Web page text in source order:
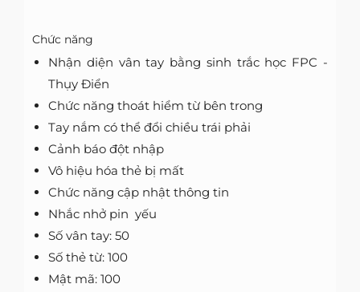
Chức năng
Nhận diện vân tay bằng sinh trắc học FPC -
Thụy Điển
Chức năng thoát hiểm từ bên trong
Tay nắm có thể đổi chiều trái phải
Cảnh báo đột nhập
Vô hiệu hóa thẻ bị mất
Chức năng cập nhật thông tin
Nhắc nhở pin yếu
Số vân tay: 50
Số thẻ từ: 100
Mật mã: 100